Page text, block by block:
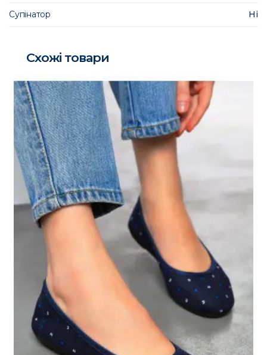
Супінатор Ні
Схожі товари